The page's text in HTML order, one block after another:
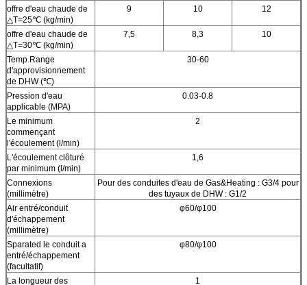
offre d'eau chaude de
△T=25℃ (kg/min)
9 10 12
offre d'eau chaude de
△T=30℃ (kg/min)
7,5 8,3 10
Temp.Range
d'approvisionnement
de DHW (℃)
30-60
Pression d'eau
applicable (MPA)
0.03-0.8
Le minimum
commençant
l'écoulement (l/min)
2
L'écoulement clôturé
par minimum (l/min)
1,6
Connexions
(millimètre)
Pour des conduites d'eau de Gas&Heating : G3/4 pour
des tuyaux de DHW : G1/2
Air entré/conduit
d'échappement
(millimètre)
φ60/φ100
Sparated le conduit a
entré/échappement
(facultatif)
φ80/φ100
La longueur des 1